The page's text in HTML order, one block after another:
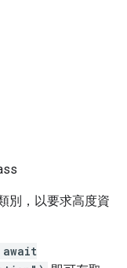
別，以要求高度資